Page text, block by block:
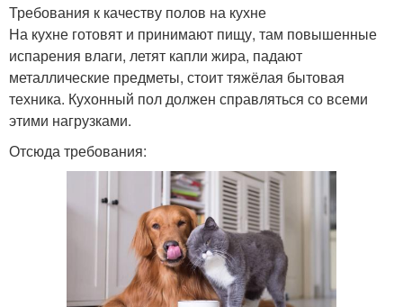
Требования к качеству полов на кухне
На кухне готовят и принимают пищу, там повышенные
испарения влаги, летят капли жира, падают
металлические предметы, стоит тяжёлая бытовая
техника. Кухонный пол должен справляться со всеми
этими нагрузками.
Отсюда требования: